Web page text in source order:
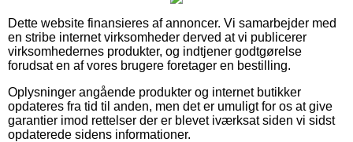
Dette website finansieres af annoncer. Vi samarbejder med
en stribe internet virksomheder derved at vi publicerer
virksomhedernes produkter, og indtjener godtgørelse
forudsat en af vores brugere foretager en bestilling.
Oplysninger angående produkter og internet butikker
opdateres fra tid til anden, men det er umuligt for os at give
garantier imod rettelser der er blevet iværksat siden vi sidst
opdaterede sidens informationer.